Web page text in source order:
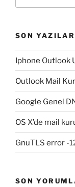
SON YAZILAR
Iphone Outlook
Outlook Mail
Google Genel
OS X’de mail
GnuTLS error -
SON